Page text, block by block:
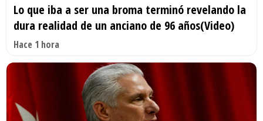
Lo que iba a ser una broma terminó revelando la
dura realidad de un anciano de 96 años(Video)
Hace 1 hora